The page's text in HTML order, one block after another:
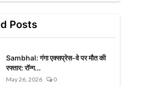
Posts
Sambhal: गंगा एक्सप्रेस-वे पर मौत की
रफ्तार: रॉन्ग...
May 26, 2026 0